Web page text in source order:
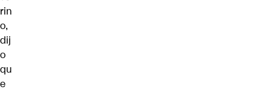
rin
o,
dij
o
qu
e